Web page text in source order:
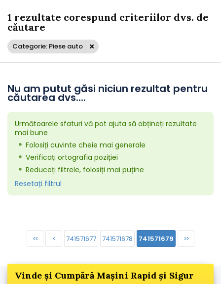
1 rezultate corespund criteriilor dvs. de
căutare
Categorie: Piese auto
Nu am putut găsi niciun rezultat pentru
căutarea dvs....
Următoarele sfaturi vă pot ajuta să obțineți rezultate
mai bune
Folosiți cuvinte cheie mai generale
Verificați ortografia poziției
Reduceți filtrele, folosiți mai puține
Resetați filtrul
<< < 741571677 741571678 741571679 >>
Vinde și Cumpără Mașini Rapid și Sigur